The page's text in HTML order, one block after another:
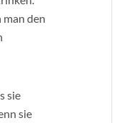
man den
sie
sie